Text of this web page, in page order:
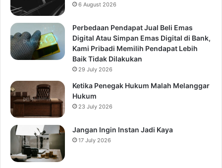
6 August 2026
Perbedaan Pendapat Jual Beli Emas
Digital Atau Simpan Emas Digital di Bank,
Kami Pribadi Memilih Pendapat Lebih
Baik Tidak Dilakukan
29 July 2026
Ketika Penegak Hukum Malah Melanggar
Hukum
23 July 2026
Jangan Ingin Instan Jadi Kaya
17 July 2026